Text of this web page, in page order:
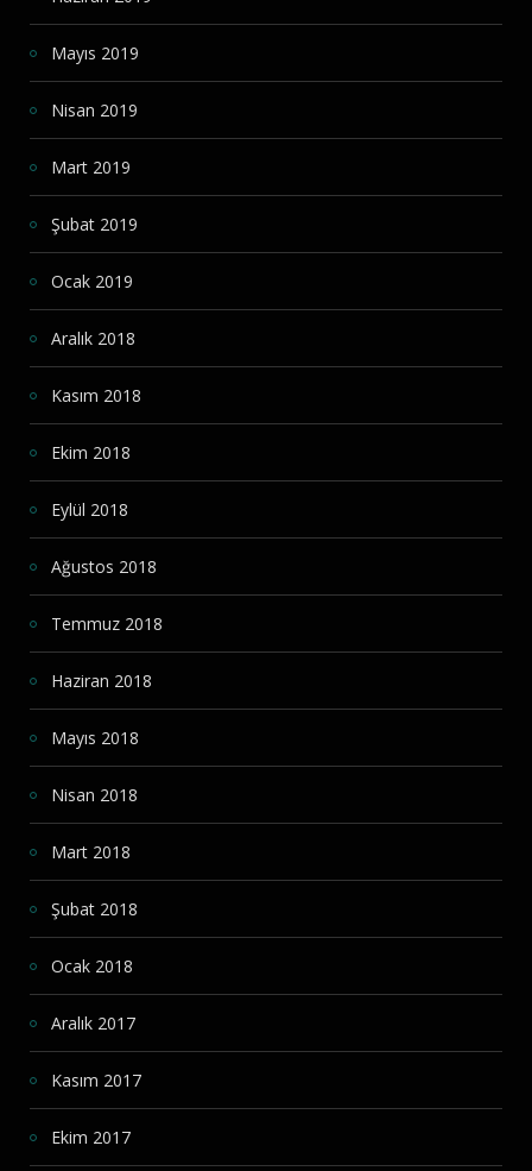
Mayıs 2019
Nisan 2019
Mart 2019
Şubat 2019
Ocak 2019
Aralık 2018
Kasım 2018
Ekim 2018
Eylül 2018
Ağustos 2018
Temmuz 2018
Haziran 2018
Mayıs 2018
Nisan 2018
Mart 2018
Şubat 2018
Ocak 2018
Aralık 2017
Kasım 2017
Ekim 2017